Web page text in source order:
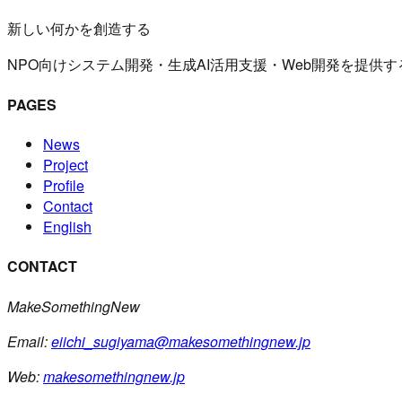
新しい何かを創造する
NPO向けシステム開発・生成AI活用支援・Web開発を提供
PAGES
News
Project
Profile
Contact
English
CONTACT
MakeSomethingNew
Email:eiichi_sugiyama@makesomethingnew.jp
Web:makesomethingnew.jp